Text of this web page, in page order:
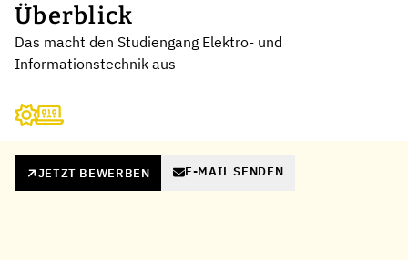
Überblick
Das macht den Studiengang Elektro- und
Informationstechnik aus
JETZT BEWERBEN E-MAIL SENDEN